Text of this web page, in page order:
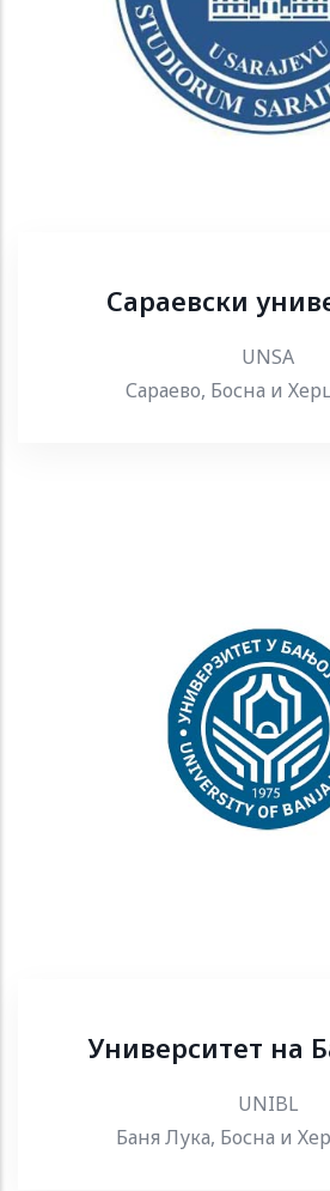
Сараевски
UNSA
Сараево, Босна и
Университет на
UNIBL
Баня Лука, Босна и